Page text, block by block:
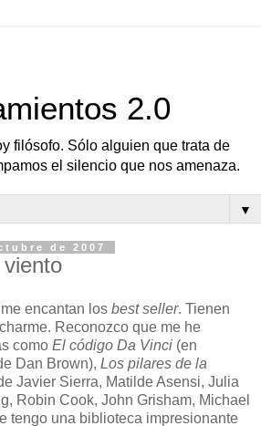
2.0
filósofo. Sólo alguien que trata de
el silencio que nos amenaza.
▼
de 2007
encantan los best seller. Tienen
Reconozco que me he
como El código Da Vinci (en
Dan Brown), Los pilares de la
Javier Sierra, Matilde Asensi, Julia
Robin Cook, John Grisham, Michael
tengo una biblioteca impresionante